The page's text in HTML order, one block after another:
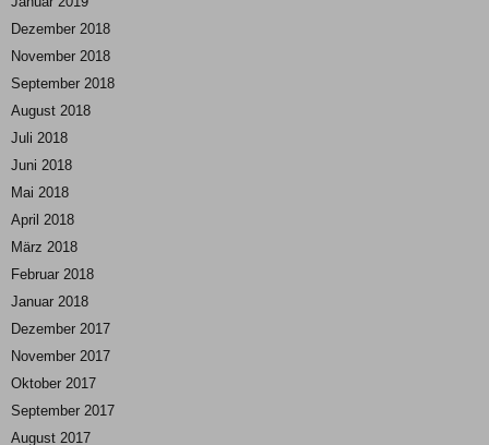
Dezember 2018
November 2018
September 2018
August 2018
Juli 2018
Juni 2018
Mai 2018
April 2018
März 2018
Februar 2018
Januar 2018
Dezember 2017
November 2017
Oktober 2017
September 2017
August 2017